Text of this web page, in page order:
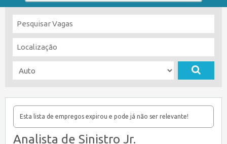
Esta lista de empregos expirou e pode já não ser relevante!
Analista de Sinistro Jr.